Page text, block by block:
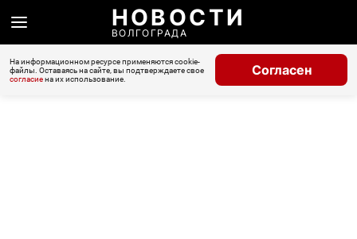
НОВОСТИ
ВОЛГОГРАДА
На информационном ресурсе применяются cookie-
файлы. Оставаясь на сайте, вы подтверждаете свое
согласиена их использование.
Согласен